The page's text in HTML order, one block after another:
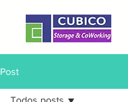
Post